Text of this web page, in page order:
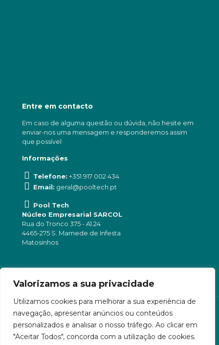
Valorizamos a sua privacidade
Utilizamos cookies para melhorar a sua experiência de
navegação, apresentar anúncios ou conteúdos
personalizados e analisar o nosso tráfego. Ao clicar em
"Aceitar Todos", concorda com a utilização de cookies.
Entre em contacto
Em caso de alguma questão ou dúvida, não hesite em
enviar-nos uma mensagem e responderemos assim
que possível
Informações
Telefone: +351 917 002 434
Email: geral@pooltech.pt
Pool Tech
Núcleo Empresarial SARCOL
Rua do Tronco 375 - A1.24
4465-275 S. Mamede de Infesta
Matosinhos
Pool Tech © 2025 . All Rights Reserved. Desenvolvido